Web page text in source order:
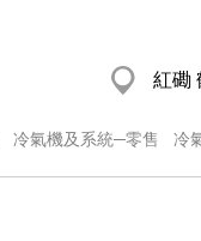
紅磡
冷氣機及系統─零售 冷